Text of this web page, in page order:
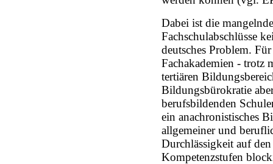
Dabei ist die
Fachschulabschlüsse
deutsches Problem.
Fachakademien - trotz
tertiären
Bildungsbürokratie
berufsbildenden
ein anachronistisches
allgemeiner und
Durchlässigkeit auf
Kompetenzstufen